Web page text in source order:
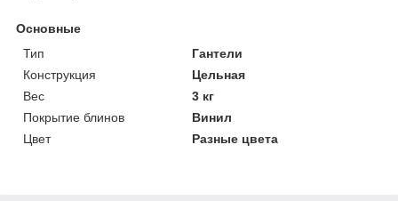
Основные
Тип
Гантели
Конструкция
Цельная
Вес
3 кг
Покрытие блинов
Винил
Цвет
Разные цвета